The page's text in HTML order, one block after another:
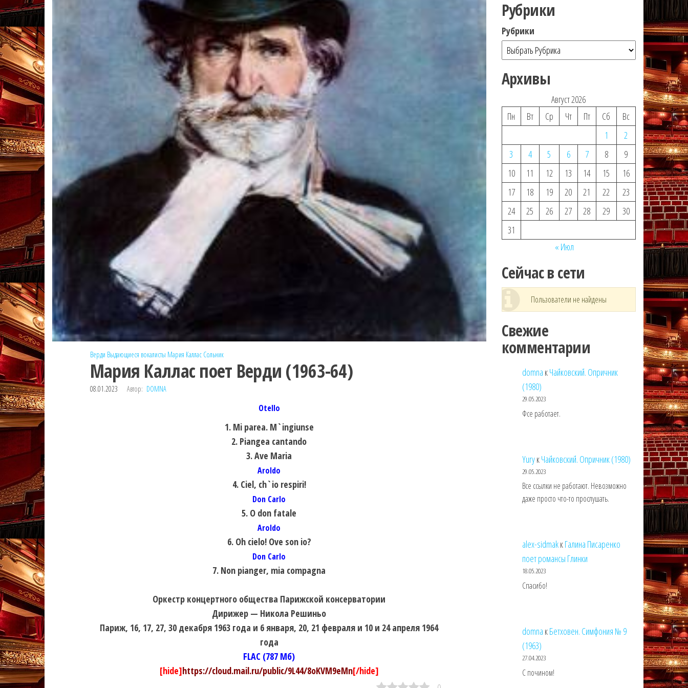
Верди Выдающиеся вокалисты Мария Каллас Сольник
Мария Каллас поет Верди (1963-64)
08.01.2023 Автор: DOMNA
Otello
1. Mi parea. M`ingiunse
2. Piangea cantando
3. Ave Maria
Aroldo
4. Ciel, ch`io respiri!
Don Carlo
5. O don fatale
Aroldo
6. Oh cielo! Ove son io?
Don Carlo
7. Non pianger, mia compagna
Оркестр концертного общества Парижской консерватории
Дирижер — Никола Решиньо
Париж, 16, 17, 27, 30 декабря 1963 года и 6 января, 20, 21 февраля и 10 и 24 апреля 1964
года
FLAC (787 Мб)
[hide]https://cloud.mail.ru/public/9L44/8oKVM9eMn[/hide]
Рубрики
Рубрики
Архивы
Август 2026
Пн
Вт Ср Чт Пт Сб
Вс
1
2
3
4 5 6 7 8
9
10
11 12 13 14 15
16
17
18 19 20 21 22
23
24
25 26 27 28 29
30
31
« Июл
Сейчас в сети
Пользователи не найдены
Свежие
комментарии
domna кЧайковский. Опричник
(1980)
29.05.2023
Фсе работает.
YuryкЧайковский. Опричник (1980)
29.05.2023
Все ссылки не работают. Невозможно
даже просто что-то прослушать.
alex-sidmakкГалина Писаренко
поет романсы Глинки
18.05.2023
Спасибо!
domna кБетховен. Симфония № 9
(1963)
27.04.2023
С почином!